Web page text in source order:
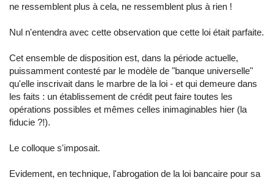
ne ressemblent plus à cela, ne ressemblent plus à rien !
Nul n'entendra avec cette observation que cette loi était parfaite.
Cet ensemble de disposition est, dans la période actuelle,
puissamment contesté par le modèle de "banque universelle"
qu'elle inscrivait dans le marbre de la loi - et qui demeure dans
les faits : un établissement de crédit peut faire toutes les
opérations possibles et mêmes celles inimaginables hier (la
fiducie ?!).
Le colloque s'imposait.
Evidement, en technique, l'abrogation de la loi bancaire pour sa